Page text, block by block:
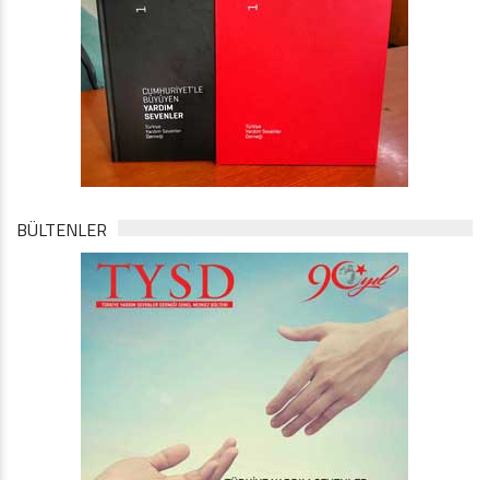
BÜLTENLER